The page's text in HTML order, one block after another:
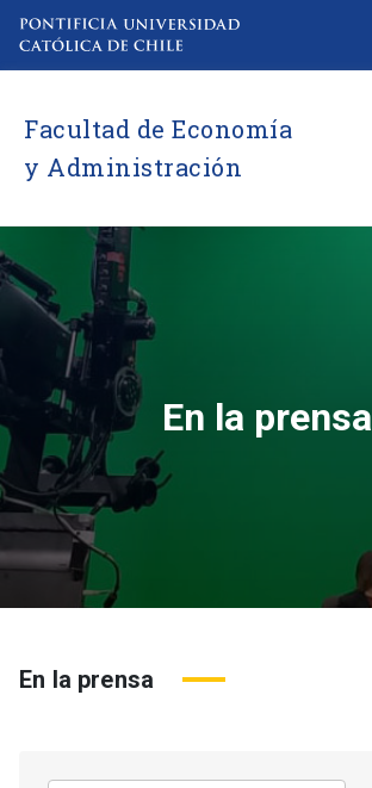
Facultad de Economía
y Administración
En la prensa
En la prensa